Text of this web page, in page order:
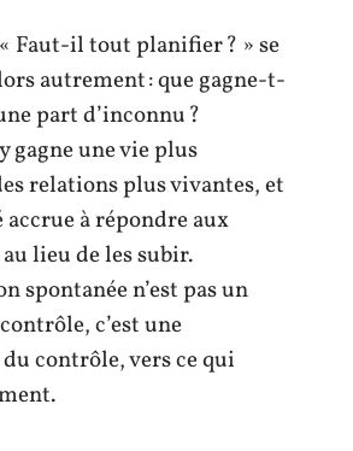
Faut-il tout planifier ? » se
autrement : que gagne-t-
part d’inconnu ?
gagne une vie plus
relations plus vivantes, et
accrue à répondre aux
lieu de les subir.
spontanée n’est pas un
c’est une
contrôle, vers ce qui